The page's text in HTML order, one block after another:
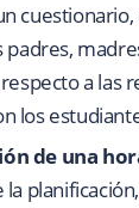
padres,
a las
los
de una
la